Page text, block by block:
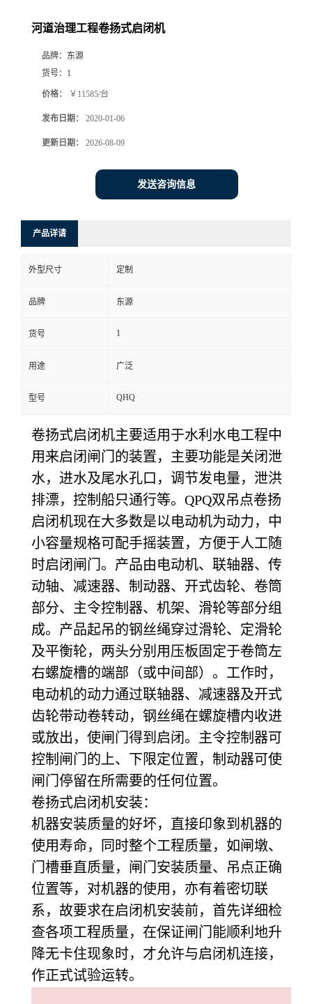
河道治理工程卷扬式启闭机
品牌： 东源
货号： 1
价格： ￥11585/台
发布日期： 2020-01-06
更新日期： 2026-08-09
发送咨询信息
产品详请
外型尺寸 定制
品牌 东源
货号 1
用途 广泛
型号 QHQ
卷扬式启闭机主要适用于水利水电工程中
用来启闭闸门的装置，主要功能是关闭泄
水，进水及尾水孔口，调节发电量，泄洪
排漂，控制船只通行等。QPQ双吊点卷扬
启闭机现在大多数是以电动机为动力，中
小容量规格可配手摇装置，方便于人工随
时启闭闸门。产品由电动机、联轴器、传
动轴、减速器、制动器、开式齿轮、卷筒
部分、主令控制器、机架、滑轮等部分组
成。产品起吊的钢丝绳穿过滑轮、定滑轮
及平衡轮，两头分别用压板固定于卷筒左
右螺旋槽的端部（或中间部）。工作时，
电动机的动力通过联轴器、减速器及开式
齿轮带动卷转动，钢丝绳在螺旋槽内收进
或放出，使闸门得到启闭。主令控制器可
控制闸门的上、下限定位置，制动器可使
闸门停留在所需要的任何位置。
卷扬式启闭机安装：
机器安装质量的好坏，直接印象到机器的
使用寿命，同时整个工程质量，如闸墩、
门槽垂直质量，闸门安装质量、吊点正确
位置等，对机器的使用，亦有着密切联
系，故要求在启闭机安装前，首先详细检
查各项工程质量，在保证闸门能顺利地升
降无卡住现象时，才允许与启闭机连接，
作正式试验运转。